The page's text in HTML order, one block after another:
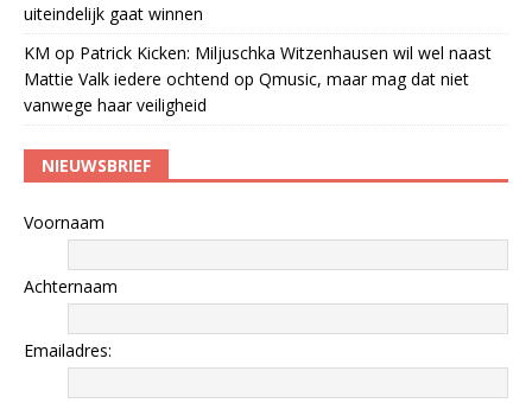
uiteindelijk gaat winnen
KM op Patrick Kicken: Miljuschka Witzenhausen wil wel naast
Mattie Valk iedere ochtend op Qmusic, maar mag dat niet
vanwege haar veiligheid
NIEUWSBRIEF
Voornaam
Achternaam
Emailadres: